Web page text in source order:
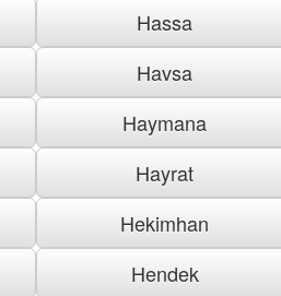
Hassa
Havsa
Haymana
Hayrat
Hekimhan
Hendek